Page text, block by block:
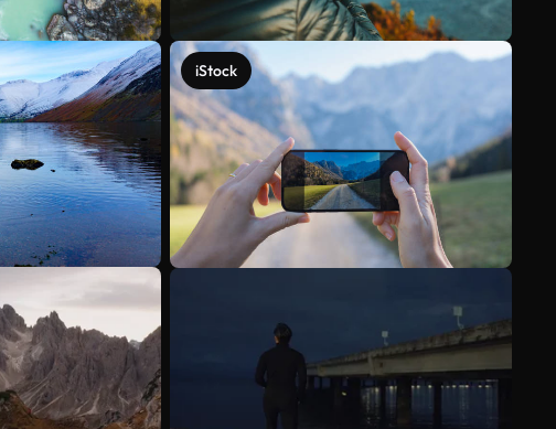
iStock
Scopri di più